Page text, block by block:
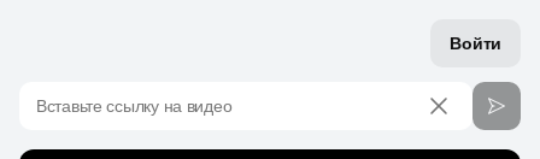
Войти
Вставьте ссылку на видео